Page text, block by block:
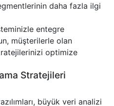
daha fazla ilgi
entegre
müşterilerle olan
optimize
Stratejileri
büyük veri analizi